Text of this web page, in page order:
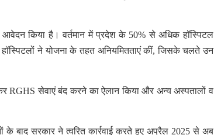
किया है। वर्तमान में प्रदेश के 50% से अधिक हॉस्पिटल
ने योजना के तहत अनियमितताएं कीं, जिसके चलते उन
RGHS सेवाएं बंद करने का ऐलान किया और अन्य अस्पतालों व
के बाद सरकार ने त्वरित कार्रवाई करते हुए अप्रैल 2025 से अब